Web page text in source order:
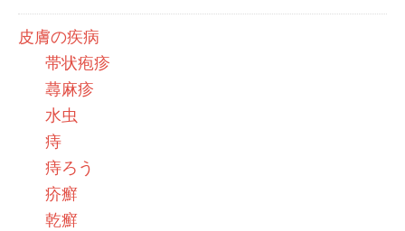
皮膚の疾病
帯状疱疹
蕁麻疹
水虫
痔
痔ろう
疥癬
乾癬